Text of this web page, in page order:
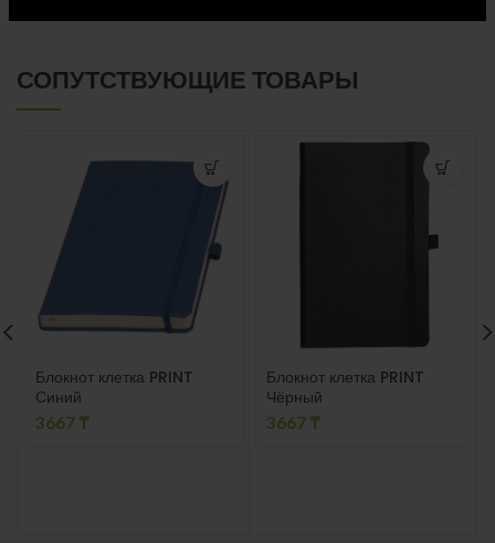
СОПУТСТВУЮЩИЕ ТОВАРЫ
Блокнот клетка PRINT
Синий
3667 ₸
Блокнот клетка PRINT
Чёрный
3667 ₸